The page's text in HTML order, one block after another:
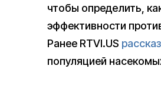
чтобы определить,
эффективности
Ранее RTVI.US
популяцией